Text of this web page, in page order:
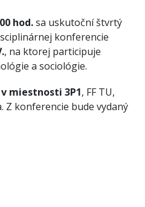
hod.sa uskutoční štvrtý
konferencie
, na ktorej participuje
a sociológie.
v miestnosti 3P1, FF TU,
Z konferencie bude vydaný